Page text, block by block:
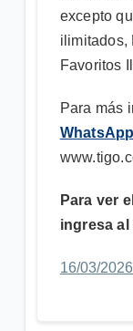
excepto
ilimitados,
Favoritos
Para más
Para ver
ingresa
16/03/